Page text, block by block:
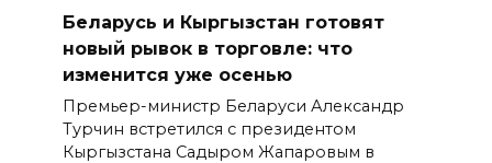
Беларусь и Кыргызстан готовят
новый рывок в торговле: что
изменится уже осенью
Премьер-министр Беларуси Александр
Турчин встретился с президентом
Кыргызстана Садыром Жапаровым в